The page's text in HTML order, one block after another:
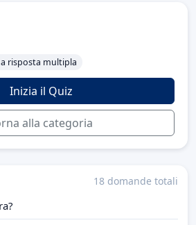
risposta multipla
Inizia il Quiz
alla categoria
18 domande totali